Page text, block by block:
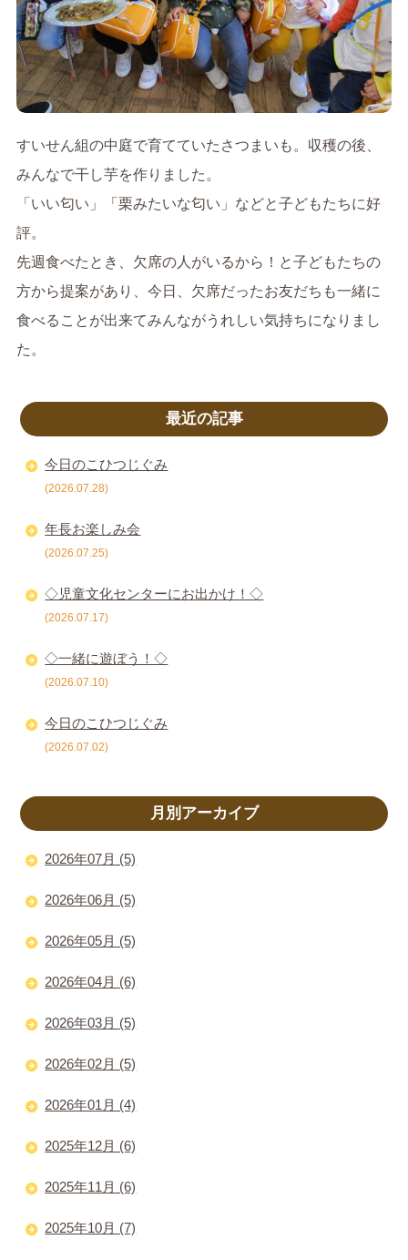
すいせん組の中庭で育てていたさつまいも。収穫の後、
みんなで干し芋を作りました。
「いい匂い」「栗みたいな匂い」などと子どもたちに好
評。
先週食べたとき、欠席の人がいるから！と子どもたちの
方から提案があり、今日、欠席だったお友だちも一緒に
食べることが出来てみんながうれしい気持ちになりまし
た。
最近の記事
今日のこひつじぐみ
(2026.07.28)
年長お楽しみ会
(2026.07.25)
◇児童文化センターにお出かけ！◇
(2026.07.17)
◇一緒に遊ぼう！◇
(2026.07.10)
今日のこひつじぐみ
(2026.07.02)
月別アーカイブ
2026年07月 (5)
2026年06月 (5)
2026年05月 (5)
2026年04月 (6)
2026年03月 (5)
2026年02月 (5)
2026年01月 (4)
2025年12月 (6)
2025年11月 (6)
2025年10月 (7)